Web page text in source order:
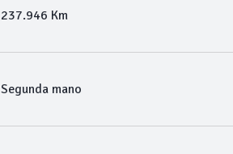
237.946 Km
Segunda mano